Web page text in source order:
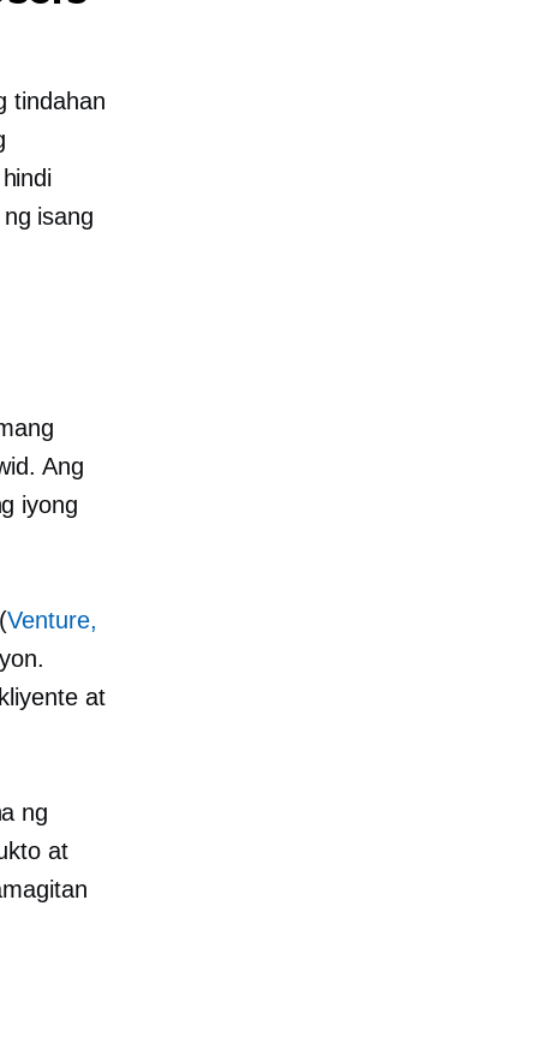
tindahan
isang
Ang
iyong
Venture,
at
ng
at